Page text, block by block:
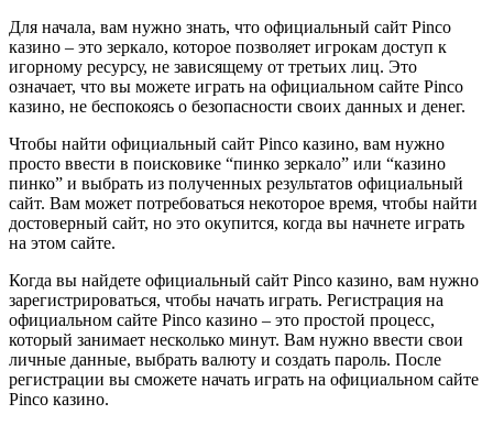
Для начала, вам нужно знать, что официальный сайт Pinco
казино – это зеркало, которое позволяет игрокам доступ к
игорному ресурсу, не зависящему от третьих лиц. Это
означает, что вы можете играть на официальном сайте Pinco
казино, не беспокоясь о безопасности своих данных и денег.
Чтобы найти официальный сайт Pinco казино, вам нужно
просто ввести в поисковике “пинко зеркало” или “казино
пинко” и выбрать из полученных результатов официальный
сайт. Вам может потребоваться некоторое время, чтобы найти
достоверный сайт, но это окупится, когда вы начнете играть
на этом сайте.
Когда вы найдете официальный сайт Pinco казино, вам нужно
зарегистрироваться, чтобы начать играть. Регистрация на
официальном сайте Pinco казино – это простой процесс,
который занимает несколько минут. Вам нужно ввести свои
личные данные, выбрать валюту и создать пароль. После
регистрации вы сможете начать играть на официальном сайте
Pinco казино.